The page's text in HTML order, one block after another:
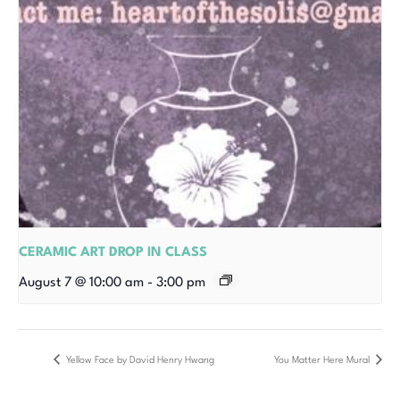
CERAMIC ART DROP IN CLASS
August 7 @ 10:00 am - 3:00 pm
Yellow Face by David Henry Hwang You Matter Here Mural